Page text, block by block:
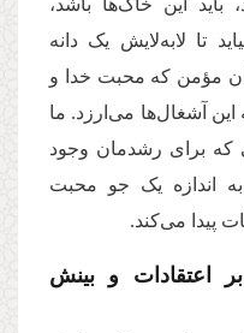
باید این خاک‌ها باشد،
تا لابه‌لایش یک دانه
مؤمن که محبت خدا و
این آشغال‌ها می‌ارزد. ما
که برای رشدمان وجود
به اندازه یک جو محبت
پیدا می‌کند.
اعتقادات و بینش